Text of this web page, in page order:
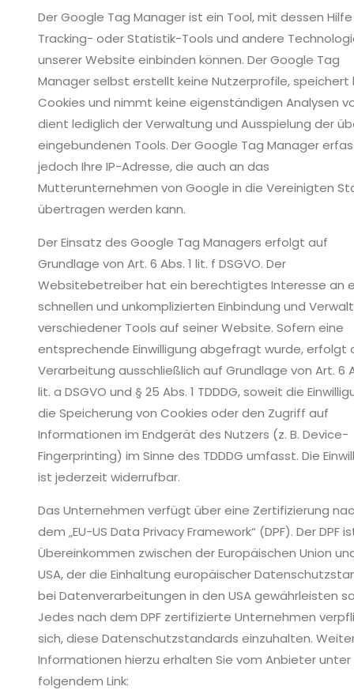
Der Google Tag Manager ist ein Tool, mit dessen
Tracking- oder Statistik-Tools und andere
unserer Website einbinden können. Der Google Tag
Manager selbst erstellt keine Nutzerprofile, speichert
Cookies und nimmt keine eigenständigen Analysen
dient lediglich der Verwaltung und Ausspielung der
eingebundenen Tools. Der Google Tag Manager
jedoch Ihre IP-Adresse, die auch an das
Mutterunternehmen von Google in die Vereinigten
übertragen werden kann.
Der Einsatz des Google Tag Managers erfolgt auf
Grundlage von Art. 6 Abs. 1 lit. f DSGVO. Der
Websitebetreiber hat ein berechtigtes Interesse an
schnellen und unkomplizierten Einbindung und
verschiedener Tools auf seiner Website. Sofern eine
entsprechende Einwilligung abgefragt wurde, erfolgt
Verarbeitung ausschließlich auf Grundlage von Art. 6
lit. a DSGVO und § 25 Abs. 1 TDDDG, soweit die
die Speicherung von Cookies oder den Zugriff auf
Informationen im Endgerät des Nutzers (z. B. Device-
Fingerprinting) im Sinne des TDDDG umfasst. Die
ist jederzeit widerrufbar.
Das Unternehmen verfügt über eine Zertifizierung
dem „EU-US Data Privacy Framework“ (DPF). Der DPF
Übereinkommen zwischen der Europäischen Union
USA, der die Einhaltung europäischer
bei Datenverarbeitungen in den USA gewährleisten
Jedes nach dem DPF zertifizierte Unternehmen
sich, diese Datenschutzstandards einzuhalten.
Informationen hierzu erhalten Sie vom Anbieter unter
folgendem Link: